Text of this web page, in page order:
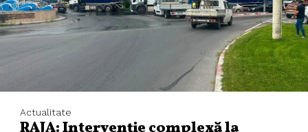
Actualitate